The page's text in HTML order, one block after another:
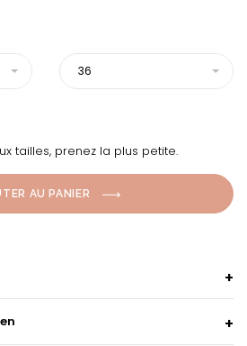
36
tailles, prenez la plus petite.
AU PANIER